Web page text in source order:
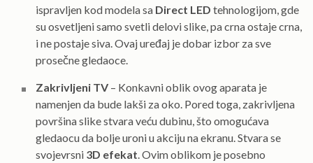
ispravljen kod modela sa Direct LED tehnologijom, gde
su osvetljeni samo svetli delovi slike, pa crna ostaje crna,
i ne postaje siva. Ovaj uređaj je dobar izbor za sve
prosečne gledaoce.
Zakrivljeni TV – Konkavni oblik ovog aparata je
namenjen da bude lakši za oko. Pored toga, zakrivljena
površina slike stvara veću dubinu, što omogućava
gledaocu da bolje uroni u akciju na ekranu. Stvara se
svojevrsni 3D efekat. Ovim oblikom je posebno